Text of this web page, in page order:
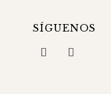
SÍGUENOS